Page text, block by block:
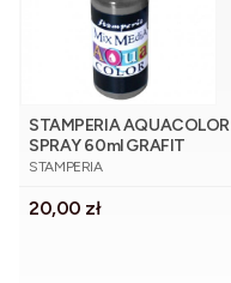
STAMPERIA AQUACOLOR
SPRAY 60ml GRAFIT
PRODUCENT
STAMPERIA
Cena
20,00 zł